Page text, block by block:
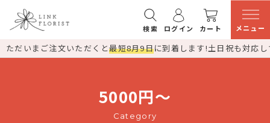
検索 ログイン カート メニュー
ただいまご注文いただくと最短8月9日に到着します!土日祝も対応
5000円～
Category